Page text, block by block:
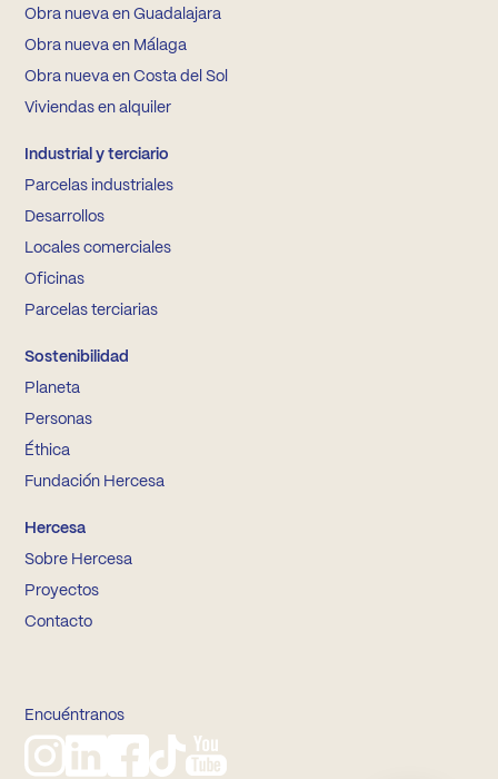
Obra nueva en Guadalajara
Obra nueva en Málaga
Obra nueva en Costa del Sol
Viviendas en alquiler
Industrial y terciario
Parcelas industriales
Desarrollos
Locales comerciales
Oficinas
Parcelas terciarias
Sostenibilidad
Planeta
Personas
Éthica
Fundación Hercesa
Hercesa
Sobre Hercesa
Proyectos
Contacto
Encuéntranos